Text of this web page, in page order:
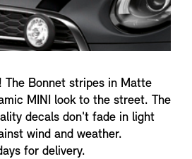
Bonnet stripes in Matte
MINI look to the street. The
decals don't fade in light
wind and weather.
for delivery.